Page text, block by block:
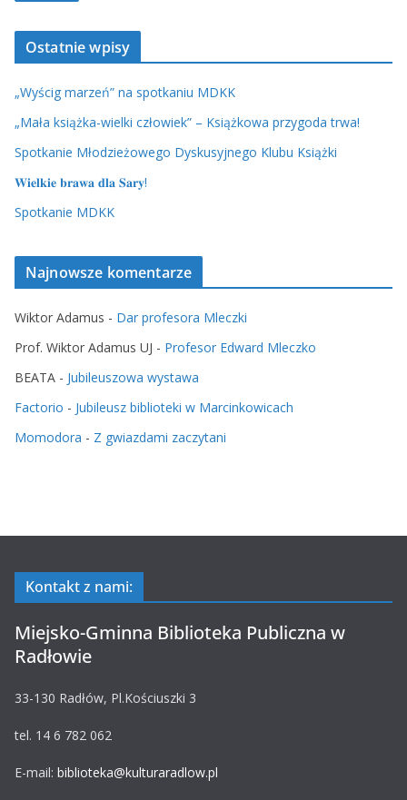
Ostatnie wpisy
„Wyścig marzeń” na spotkaniu MDKK
„Mała książka-wielki człowiek” – Książkowa przygoda trwa!
Spotkanie Młodzieżowego Dyskusyjnego Klubu Książki
𝐖𝐢𝐞𝐥𝐤𝐢𝐞 𝐛𝐫𝐚𝐰𝐚 𝐝𝐥𝐚 𝐒𝐚𝐫𝐲!
Spotkanie MDKK
Najnowsze komentarze
Wiktor Adamus - Dar profesora Mleczki
Prof. Wiktor Adamus UJ - Profesor Edward Mleczko
BEATA - Jubileuszowa wystawa
Factorio - Jubileusz biblioteki w Marcinkowicach
Momodora - Z gwiazdami zaczytani
Kontakt z nami:
Miejsko-Gminna Biblioteka Publiczna w
Radłowie
33-130 Radłów, Pl.Kościuszki 3
tel. 14 6 782 062
E-mail: biblioteka@kulturaradlow.pl